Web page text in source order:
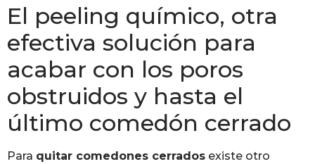
El peeling químico, otra
efectiva solución para
acabar con los poros
obstruidos y hasta el
último comedón cerrado
Para quitar comedones cerrados existe otro